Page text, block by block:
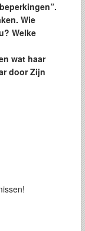
Wie
Welke
wat haar
door Zijn